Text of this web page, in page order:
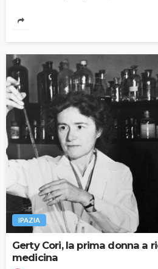
IPAZIA
Gerty Cori, la prima donna a
medicina